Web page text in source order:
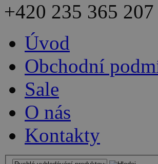
+420 235 365 207
Úvod
Obchodní
Sale
O nás
Kontakty